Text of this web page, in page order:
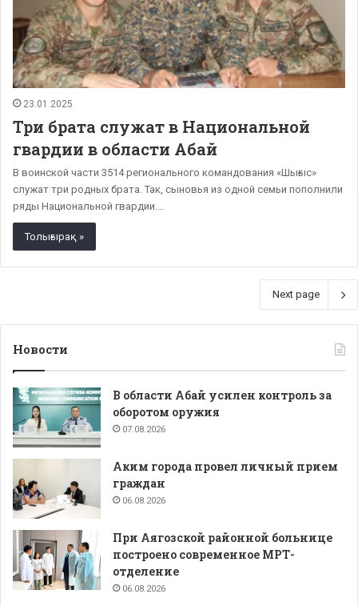
23.01.2025
Три брата служат в Национальной
гвардии в области Абай
В воинской части 3514 регионального командования «Шығыс»
служат три родных брата. Так, сыновья из одной семьи пополнили
ряды Национальной гвардии.…
Толығырақ »
Next page
Новости
В области Абай усилен контроль за
оборотом оружия
07.08.2026
Аким города провел личный прием
граждан
06.08.2026
При Аягозской районной больнице
построено современное МРТ-
отделение
06.08.2026